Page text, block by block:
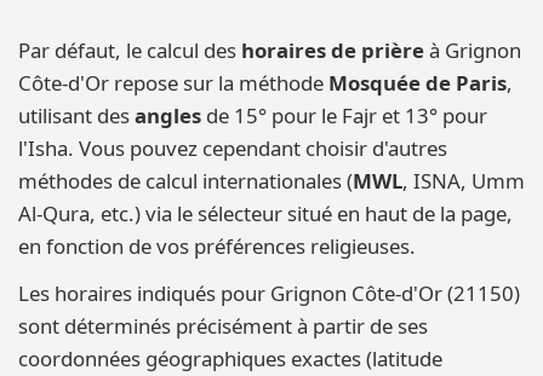
Par défaut, le calcul des horaires de prièreà Grignon
Côte-d'Or repose sur la méthode Mosquée de Paris,
utilisant desangles de 15° pour le Fajr et 13° pour
l'Isha. Vous pouvez cependant choisir d'autres
méthodes de calcul internationales (MWL, ISNA, Umm
Al-Qura, etc.) via le sélecteur situé en haut de la page,
en fonction de vos préférences religieuses.
Les horaires indiqués pour Grignon Côte-d'Or (21150)
sont déterminés précisément à partir de ses
coordonnées géographiques exactes (latitude